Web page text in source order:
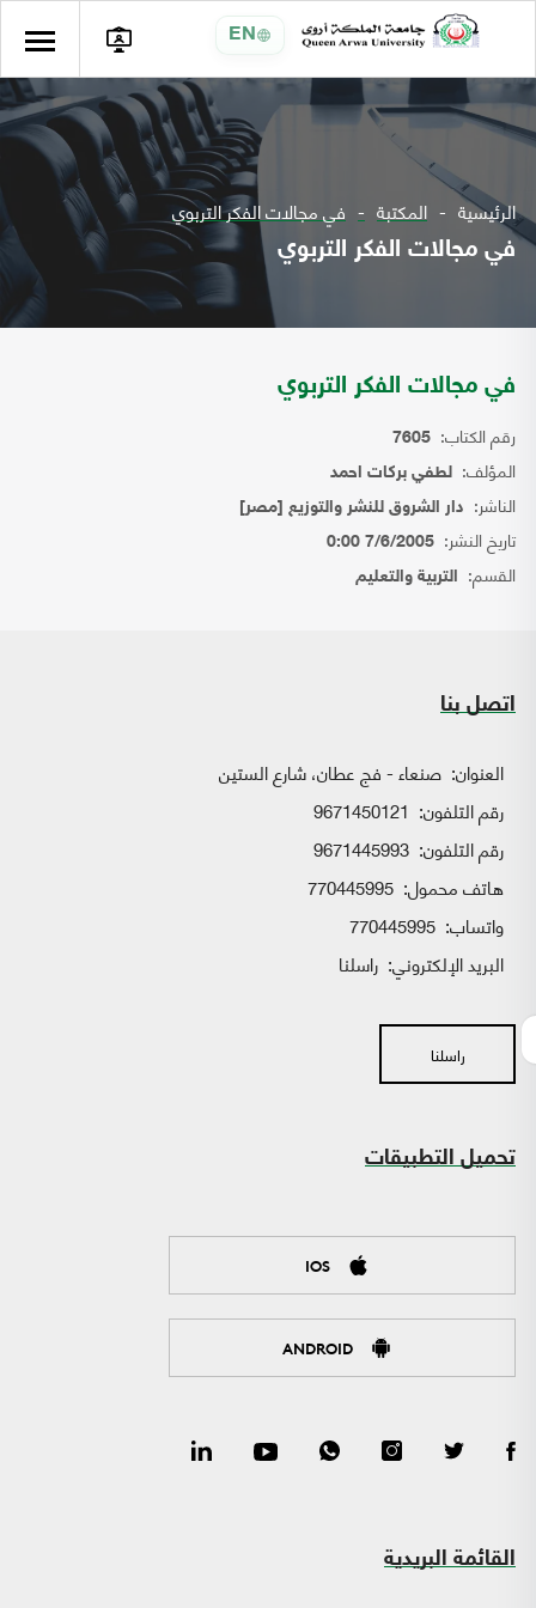
EN
الرئيسية المكتبة في مجالات الفكر التربوي
في مجالات الفكر التربوي
في مجالات الفكر التربوي
رقم الكتاب: 7605
المؤلف: لطفي بركات احمد
الناشر: دار الشروق للنشر والتوزيع [مصر]
تاريخ النشر: 7/6/2005 0:00
القسم: التربية والتعليم
اتصل بنا
العنوان: صنعاء - فج عطان، شارع الستين
رقم التلفون: 9671450121
رقم التلفون: 9671445993
هاتف محمول: 770445995
واتساب:
البريد الإلكتروني: راسلنا
راسلنا
تحميل التطبيقات
IOS
ANDROID
القائمة البريدية